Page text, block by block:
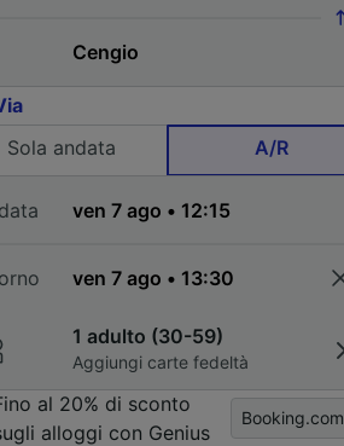
Sola andata
A/R
1 adulto (30-59)
Aggiungi carte fedeltà
al 20% di sconto
alloggi con Genius
Booking.com